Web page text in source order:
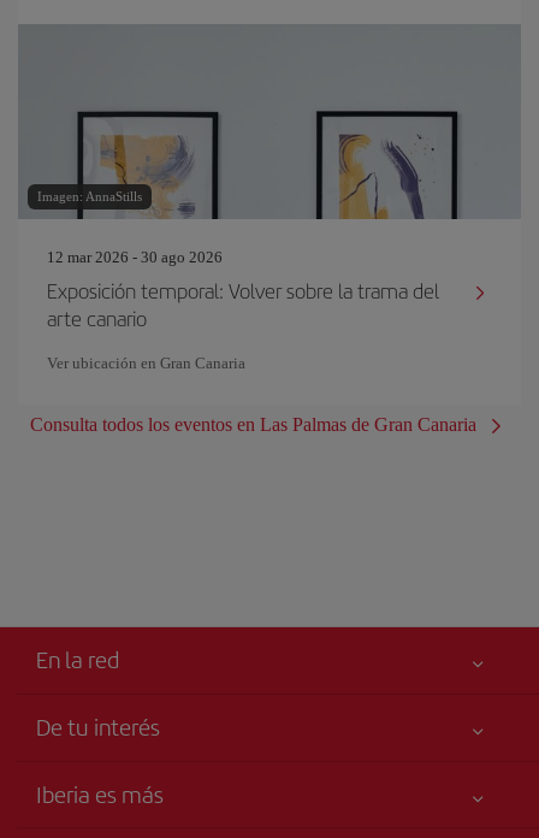
Imagen: AnnaStills
12 mar 2026 - 30 ago 2026
Exposición temporal: Volver sobre la trama del
arte canario
Ver ubicación en Gran Canaria
Consulta todos los eventos en Las Palmas de Gran Canaria
En la red
De tu interés
Tu seguridad es lo primero
Iberia es más